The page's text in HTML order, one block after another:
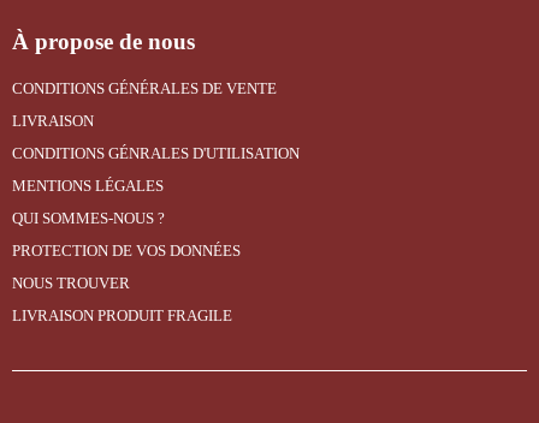
À propose de nous
CONDITIONS GÉNÉRALES DE VENTE
LIVRAISON
CONDITIONS GÉNRALES D'UTILISATION
MENTIONS LÉGALES
QUI SOMMES-NOUS ?
PROTECTION DE VOS DONNÉES
NOUS TROUVER
LIVRAISON PRODUIT FRAGILE